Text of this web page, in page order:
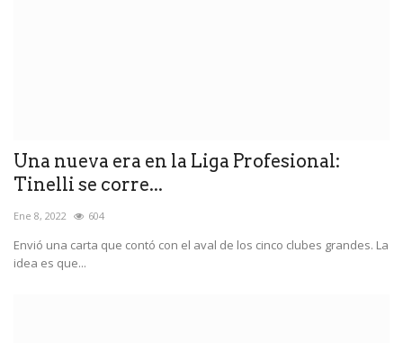
Una nueva era en la Liga Profesional:
Tinelli se corre...
Ene 8, 2022 604
Envió una carta que contó con el aval de los cinco clubes grandes. La
idea es que...